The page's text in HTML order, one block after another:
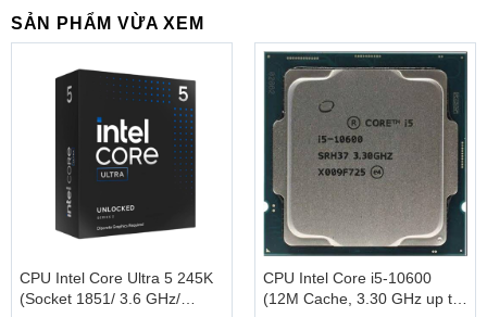
SẢN PHẨM VỪA XEM
CPU Intel Core Ultra 5 245K
(Socket 1851/ 3.6 GHz/
CPU Intel Core i5-10600
(12M Cache, 3.30 GHz up to